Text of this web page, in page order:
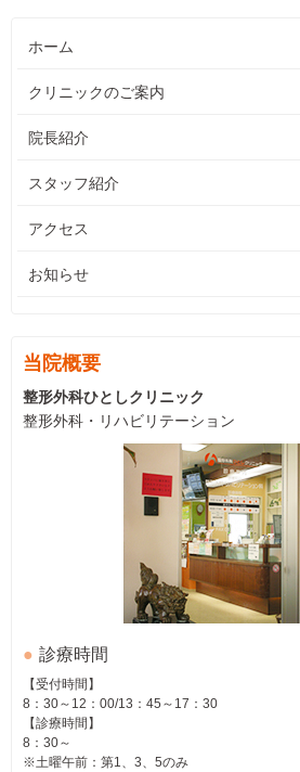
ホーム
クリニックのご案内
院長紹介
スタッフ紹介
アクセス
お知らせ
当院概要
整形外科ひとしクリニック
整形外科・リハビリテーション
診療時間
【受付時間】
8：30～12：00/13：45～17：30
【診療時間】
8：30～
※土曜午前：第1、3、5のみ